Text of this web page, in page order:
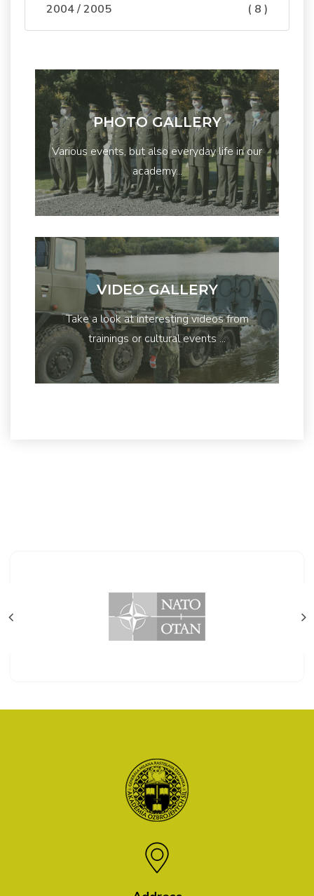
2004 / 2005 ( 8 )
PHOTO GALLERY
Various events, but also everyday life in our
academy...
VIDEO GALLERY
Take a look at interesting videos from
trainings or cultural events ...